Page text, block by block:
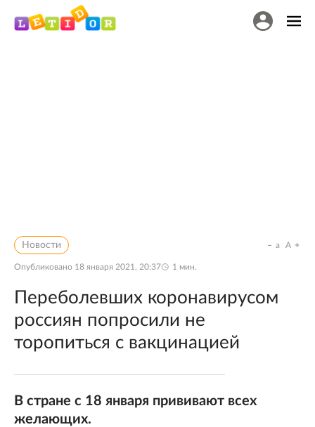
Новости
Опубликовано 18 января 2021, 20:37 1 мин.
a A
Переболевших коронавирусом
россиян попросили не
торопиться с вакцинацией
В стране с 18 января прививают всех
желающих.